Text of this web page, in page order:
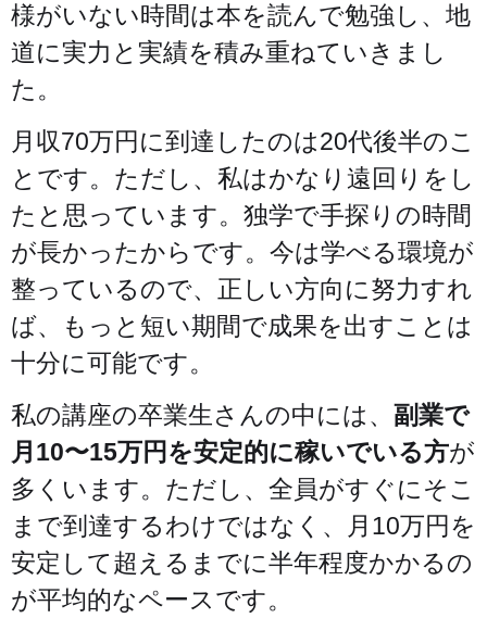
様がいない時間は本を読んで勉強し、地
道に実力と実績を積み重ねていきまし
た。
月収70万円に到達したのは20代後半のこ
とです。ただし、私はかなり遠回りをし
たと思っています。独学で手探りの時間
が長かったからです。今は学べる環境が
整っているので、正しい方向に努力すれ
ば、もっと短い期間で成果を出すことは
十分に可能です。
私の講座の卒業生さんの中には、 副業で
月10〜15万円を安定的に稼いでいる方が
多くいます。ただし、全員がすぐにそこ
まで到達するわけではなく、月10万円を
安定して超えるまでに半年程度かかるの
が平均的なペースです。